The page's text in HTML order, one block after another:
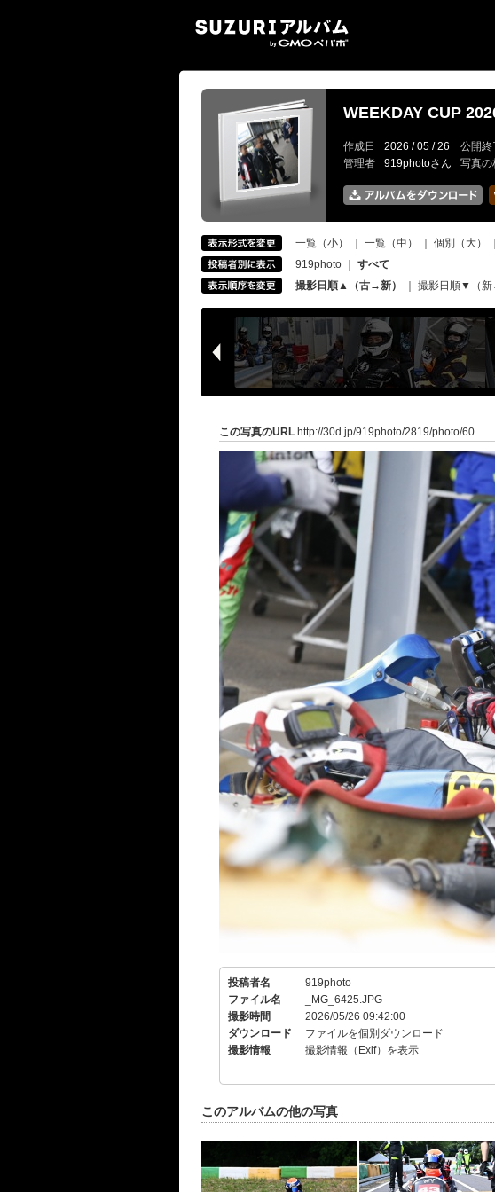
WEEKDAY CUP
作成日 2026 / 05 / 26 公開終
管理者
919photoさん 写真の
一覧（小） 一覧（中） 個別（大）
919photo
すべて
撮影日順▲（古→新）
撮影日順▼（新
この写真のURL http://30d.jp/919photo/2819/photo/60
投稿者名
919photo
ファイル名
_MG_6425.JPG
撮影時間
2026/05/26 09:42:00
ダウンロード
ファイルを個別ダウンロード
撮影情報
撮影情報（Exif）を表示
このアルバムの他の写真